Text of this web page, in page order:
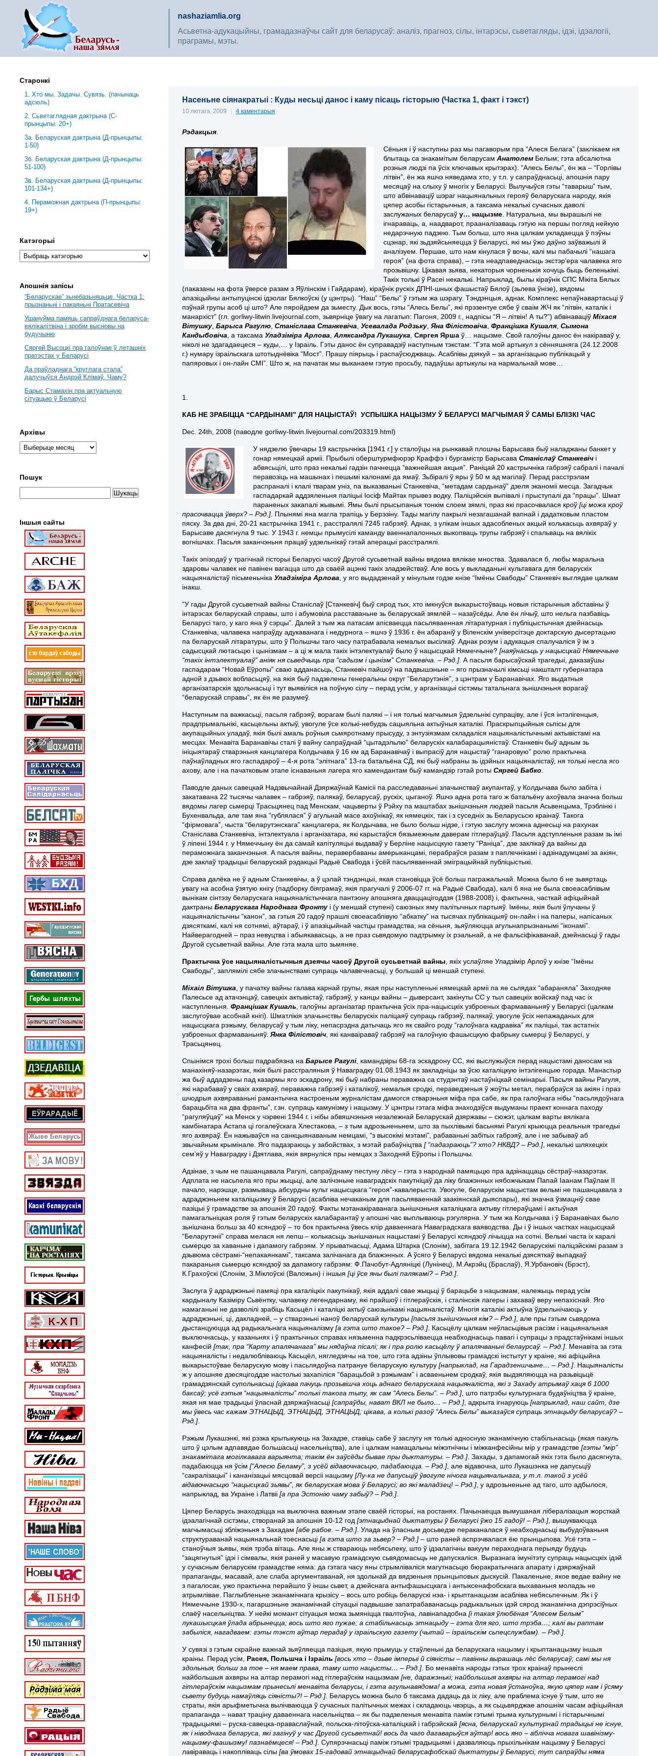
nashaziamlia.org
Асьветна-адукацыйны, грамадазнаўчы сайт для беларусаў: аналіз, прагноз, сілы, інтарэсы, сьветагляды, ідэі, ідэалогіі,
праграмы, мэты.
Насеньне сіянакратыі : Куды несьці данос і каму пісаць гісторыю (Частка 1, факт і тэкст)
10 лютага, 2009 | 4 каментарыя
Рэдакцыя
Сёньня і ў наступны раз мы пагаворым пра “Алеся Белага” (заклікаем ня
блытаць са знакамітым беларусамАнатолем Белым; гэта абсалютна
розныя людзі па ўсіх ключавых крытэрах). “Алесь Белы”, ён жа – “Горлівы
літвін”, ён жа яшчэ няведама хто, у т.л. у сапраўднасьці, апошнія пару
месяцаў на слыху ў многіх у Беларусі. Вылучыўся гэты “таварыш” тым,
што абвінаваціў шэраг нацыянальных герояў беларускага народу, якія
цяпер асобы гістарычныя, а таксама некалькі сучасных даволі
заслужаных беларусаўу… нацызме . Натуральна, мы вырашылі не
ігнараваць, а, наадварот, прааналізаваць гэтую на першы погляд нейкую
недарэчную падзею. Тым больш, што яна цалкам укладаецца ў пэўны
сцэнар, які зьдзяйсьняецца ў Беларусі, які мы ўжо даўно заўважылі й
аналізуем. Першае, што нам кінулася ў вочы, калі мы пабачылі “нашага
героя” (на фота справа), – гэта неадпаведнасьць экстэр’ера чалавека яго
прозьвішчу. Цікавая зьява, некаторыя чорненькія хочуць быць беленькімі.
Такіх толькі ў Расеі некалькі. Напрыклад, былы кіраўнік СПС Мікіта Бялых
(паказаны на фота ўверсе разам з Яўлінскім і Гайдарам), кіраўнік рускіх ДПНІ-шных фашыстаў Бялоў (зьлева ўнізе), вядомы
апазіцыйны антыпуцінскі ідэолаг Бялкоўскі (у цэнтры). “Наш” “Белы” ў гэтым жа шэрагу. Тэндэнцыя, аднак. Комплекс непаўнавартасьці ў
пэўнай групы асоб ці што? Але пяройдзем да зьместу. Дык вось, гэты “Алесь Белы”, які прэзентуе сябе ў сваім ЖЧ як “літвін, каталік і
манархіст” (гл. gorliwy-litwin.livejournal.com, зьвярніце ўвагу на лагатып: Пагоня, 2009 г., надпісы “Я – літвін! А ты?”) абвінаваціўМіхася
Вітушку,Барыса Рагулю ,Станіслава Станкевіча ,Усевалада Родзьку,Яна Філістовіча ,Францішка Кушаля ,Сымона
Кандыбовіча , а таксамаУладзіміра Арлова ,Аляксандра Лукашука ,Сяргея Ярша ў… нацызме. Свой галоўны данос ён накіраваў у,
ніколі не здагадаецеся – куды,… у Ізраіль. Гэты данос ён суправадзіў наступным тэкстам: “Гэта мой артыкул з сённяшняга (24.12.2008
г.) нумару ізраільскага штотыднёвіка “Мост”. Прашу піярыць і распаўсюджваць. Асаблівы дзякуй – за арганізацыю публікацый у
папяровых і он-лайн СМІ”. Што ж, на пачатак мы выканаем гэтую просьбу, падаўшы артыкулы на нармальнай мове…
1.
КАБ НЕ ЗРАБІЦЦА “САРДЫНАМІ” ДЛЯ НАЦЫСТАЎ! УСПЫШКА НАЦЫЗМУ Ў БЕЛАРУСІ МАГЧЫМАЯ Ў САМЫ БЛІЗКІ ЧАС
Dec. 24th, 2008 (паводле gorliwy-litwin.livejournal.com/203319.html)
У нядзелю ўвечары 19 кастрычніка [1941 г.] у сталоўцы на рынкавай плошчы Барысава быў наладжаны банкет у
гонар нямецкай арміі. Прыбылі оберштурмфюрэр Краффэ і бургамістр БарысаваСтаніслаў Станкевіч і
абвясьцілі, што праз некалькі гадзін пачнецца “важнейшая акцыя”. Раніцай 20 кастрычніка габрэяў сабралі і пачалі
перавозіць на машынах і пешымі калонамі да ямаў. Зьбіралі ў яры ў 50 м ад магілаў. Перад расстрэлам
распраналі і клалі тварам уніз, па выказваньні Станкевіча, “метадам сардынаў” дзеля эканоміі месца. Загадчык
гаспадаркай аддзяленьня паліцыі Іосіф Майтак прывез водку. Паліцэйскія выпівалі і прыступалі да “працы”. Шмат
параненых закапалі жывымі. Ямы былі прысыпаныя тонкім слоем зямлі, праз які прасочвалася кроў[ці можа кроў
прасочвацца ўверх? – Рэд.] . Плынямі яна магла трапіць у Берэзіну. Тады магілу пакрылі незагашанай вапнай і дадатковым пластом
пяску. За два дні, 20-21 кастрычніка 1941 г., расстралялі 7245 габрэяў. Аднак, з улікам іншых адасобленых акцый колькасьць ахвяраў у
Барысаве дасягнула 9 тыс. У 1943 г. немцы прымусілі каманду ваеннапалонных выкопваць трупы габрэяў і спальваць на вялікіх
вогнішчах. Пасьля заканчэньня працаў удзельнікаў гэтай аперацыі расстралялі.
Такіх эпізодаў у трагічнай гісторыі Беларусі часоў Другой сусьветнай вайны вядома вялікае мноства. Здавалася б, любы маральна
здаровы чалавек не павінен вагацца што да сваёй ацэнкі такіх зладзействаў. Але вось у выкладаньні культавага для беларускіх
нацыяналістаў пісьменьнікаУладзіміра Арлова , у яго выдадзенай у мінулым годзе кнізе “Імёны Свабоды” Станкевіч выглядае цалкам
інакш.
“У гады Другой сусьветнай вайны Станіслаў [Станкевіч] быў сярод тых, хто імкнуўся выкарыстоўваць новыя гістарычныя абставіны ў
інтарэсах беларускай справы, што і абумовіла расставаньне зь беларускай зямлёй – назаўсёды. Але ён лічыў, што нельга пазбавіць
Беларусі таго, у каго яна ў сэрцы”. Далей з тым жа патасам апісваецца пасьляваенная літаратурная і публіцыстычная дзейнасьць
Станкевіча, чалавека напраўду адукаванага і недурнога – яшчэ ў 1936 г. ён абараніў у Віленскім універсітэце доктарскую дысертацыю
па беларускай літаратуры, што ў Польшчы таго часу патрабавала немалых высілкаў. Аднак розум і адукацыя спалучаліся ў ім з
садысцкай лютасьцю і цынізмам – а ці ж мала такіх інтэлектуалаў было ў нацысцкай Нямеччыне?[наяўнасьць у нацысцкай Нямеччыне
“такіх інтэлектуалаў” аніяк ня сьведчыць пра “садызм і цынізм” Станкевіча. – Рэд.] . А пасьля барысаўскай трагедыі, даказаўшы
гаспадарам “Новай Еўропы” сваю адданасьць, Станкевіч пайшоў на падвышэньне – яго прызначылі кімсьці накшталт губернатара
адной з дзьвюх вобласьцяў, на якія быў падзелены генеральны округ “Беларутэнія”, з цэнтрам у Баранавічах. Яго выдатныя
арганізатарскія здольнасьці і тут выявіліся на поўную сілу – перад усім, у арганізацыі сістэмы татальнага зьнішчэньня ворагаў
“беларускай справы”, як ён яе разумеў.
Наступным па важкасьці, пасьля габрэяў, ворагам былі палякі – і ня толькі магчымыя ўдзельнікі супраціву, але і ўся інтэлігенцыя,
прадпрымальнікі, касьцельны актыў, увогуле ўсе колькі-небудзь сацыяльна актыўныя каталікі. Праскрыпцыйныя сьпісы для
акупацыйных уладаў, якія былі амаль роўныя сьмяротнаму прысуду, з энтузіязмам складаліся нацыяналістычнымі актывістамі на
месцах. Менавіта Баранавічы сталі ў вайну сапраўднай “цытадэльлю” беларускіх калабарацыяністаў. Станкевіч быў адным зь
ініцыятараў стварэньня канцлагера Колдычава ў 16 км ад Баранавічаў і выпрасіў для нацыстаў “ганаровую” ролю практычна
паўнаўладных яго гаспадароў – 4-я рота “элітнага” 13-га батальёна СД, які быў набраны зь ідэйных нацыяналістаў, ня толькі несла яго
ахову, але і на пачатковым этапе існаваньня лагера яго камендантам быў камандзір гэтай ротыСяргей Бабко
Паводле даных савецкай Надзвычайнай Дзяржаўнай Камісіі па расследаваньні злачынстваў акупантаў, у Колдычава было забіта і
закатавана 22 тысячы чалавек – габрэяў, палякаў, беларусаў, рускіх, цыганоў. Яшчэ адна рота таго ж батальёну ахоўвала значна больш
вядомы лагер сьмерці Трасьцянец пад Менскам, чацьверты ў Рэйху па маштабах зьнішчэньня людзей пасьля Асьвенцыма, Трэблінкі і
Бухенвальда, але там яна “гублялася” ў агульнай масе ахоўнікаў, як нямецкіх, так і з суседніх зь Беларусьсю краінаў. Такога
“фірмовага”, чыста “беларутэнскага” канцлагера, як Колдычава, не было больш нідзе, і гэтую заслугу можна аднесьці на рахунак
Станіслава Станкевіча, інтэлектуала і арганізатара, які карыстаўся бязьмежным даверам гітлераўцаў. Пасьля адступленьня разам зь імі
ў ліпені 1944 г. у Нямеччыну ён да самай капітуляцыі выдаваў у Берліне нацысцкую газету “Раніца”, дзе заклікаў да вайны да
пераможнага заканчэньня. А пасьля вайны, перавербаваны амерыканцамі, перабраўся разам з паплечнікамі і адзінадумцамі за акіян,
дзе заклаў традыцыі беларускай рэдакцыі Радыё Свабода і ўсёй пасьляваеннай эміграцыйнай публіцыстыкі.
Справа далёка не ў адным Станкевічы, а ў цэлай тэндэнцыі, якая становіцца ўсё больш пагражальнай. Можна было б не зьвяртаць
увагу на асобна ўзятую кнігу (падборку біяграмаў, якія прагучалі ў 2006-07 гг. на Радыё Свабода), калі б яна не была своеасаблівым
вынікам сінтэзу беларускага нацыяналістычнага пантэону апошняга дваццацігоддзя (1988-2008) і, фактычна, часткай афіцыйнай
дактраныБеларускага Народнага Фронтуі (у меншай ступені) саюзных яму палітычных партыяў. Імёны, якія былі ўлучаны ў
нацыяналістычны “канон”, за гэтыя 20 гадоў прашлі своеасаблівую “абкатку” на тысячах публікацыяў он-лайн і на паперы, напісаных
дзясяткамі, калі ня сотнямі, аўтараў, і ў апазіцыйнай частцы грамадства, на сёньня, зьяўляюцца агульнапрызнанымі “іконамі”.
Найверагодней – праз невуцтва і абыякавасьць, а не праз сьвядомую падтрымку іх рэальнай, а не фальсіфікаванай, дзейнасьці ў гады
Другой сусьветнай вайны. Але гэта мала што зьмяняе.
Практычна ўсе нацыяналістычныя дзеячы часоў Другой сусьветнай вайны , якіх услаўляе Уладзімір Арлоў у кнізе “Імёны
Свабоды”, заплямілі сябе злачынствамі супраць чалавечнасьці, у большай ці меншай ступені.
Міхаіл Вітушка , у пачатку вайны галава карнай групы, якая пры наступленьні нямецкай арміі па яе сьлядах “абараняла” Заходняе
Палесьсе ад атачэнцаў, савецкіх актывістаў, габрэяў, у канцы вайны – дыверсант, закінуты СС у тыл савецкіх войскаў пад час іх
наступленьня.Францішак Кушаль , галоўны арганізатар практычна ўсіх пра-нацысцкіх узброеных фармаваньняў у Беларусі (цалкам
заслугоўвае асобнай кнігі). Шматлікія злачынствы беларускіх паліцаяў супраць габрэяў, палякаў, увогуле ўсіх непажаданых для
нацысцкага рэжыму, беларусаў у тым ліку, непасрэдна датычаць яго як свайго роду “галоўнага кадравіка” як паліцыі, так астатніх
узброеных фармаваньняў.Янка Філістовіч , які канваіраваў габрэяў на галоўную фашысцкую фабрыку сьмерці ў Беларусі, у
Трасьцянец.
Спынімся трохі больш падрабязна наБарысе Рагулі , камандзіры 68-га эскадрону СС, які выслужыўся перад нацыстамі даносам на
манахіняў-назарэтак, якія былі расстраляныя ў Наваградку 01.08.1943 як закладніцы за ўсю каталіцкую інтэлігенцыю горада. Манастыр
жа быў аддадзены пад казармы яго эскадрону, які быў набраны пераважна са студэнтаў настаўніцкай семінарыі. Пасьля вайны Рагуля,
які нарабаваў у сваіх ахвяраў, пераважна габрэяў і каталікоў, немалыя сродкі, пераведзеныя ў жоўты метал, перабраўся за акіян і праз
шчодрыя ахвяраваньні рамантычна настроеным журналістам дамогся стварэньня міфа пра сабе, як пра галоўнага нібы “пасьлядоўнага
барацьбіта на два франты”, г.зн. супраць камунізму і нацызму. У цэнтры гэтага міфа знаходзіўся выдуманы праект коннага паходу
“рагуляўцаў” на Менск у чэрвені 1944 г. і нібы абвяшчэньня незалежнай Беларускай дзяржавы – сюжэт, цалкам варты вялікага
камбінатара Астапа ці гогалеўскага Хлестакова, – з тым адрозьненьнем, што за пыхлівымі басьнямі Рагулі крыюцца реальныя трагедыі
яго ахвяраў. Ён нажываўся на санкцыянаваным немцамі, “з высокімі мэтамі”, рабаваньні забітых габрэяў, але і не забываў аб
звычайным крымінале. Яго падазраюць у забойствах, з мэтай рабаўніцтва[ “падазраюць”? хто? НКВД? – Рэд.] , некалькі шляхецкіх
сем’яў у Наваградку і Дзятлава, якія вярнуліся пры немцах з Заходняй Еўропы і Польшчы
Адзінае, з чым не пашанцавала Рагулі, сапраўднаму пестуну лёсу – гэта з народнай памяцьцю пра адзінаццаць сёстраў-назарэтак.
Адплата не насьпела яго пры жыцьці, але залічэньне наваградскіх пакутніцаў да ліку блажэнных нябожчыкам Папай Іаанам Паўлам ІІ
пачало, нарэшце, размываць абсурдны культ нацысцкага “героя”-кавалерыста. Увогуле, беларускім нацыстам вельмі не пашанцавала з
адраджэньнем каталіцызму ў Беларусі (асабліва нечаканым для пасьляваеннай заакіянскай дыяспары), які значна ўзмацніў свае
пазіцыі ў грамадстве за апошнія 20 гадоў. Факты мэтанакіраванага зьнішчэньня каталіцкага актыву гітлераўцамі і актыўная
памагальніцкая роля ў гэтым беларускіх калабарантаў у апошні час выплываюць рэгулярна. У тым жа Колдычава і ў Баранавічах было
зьнішчана больш за 40 ксяндзоў – то бок практычна ўвесь клір даваеннага Наваградскага ваяводства. Ды і ў іншых частках нацысцкай
“Беларутэніі” справа мелася ня лепш – колькасьць зьнішчаных нацыстамі ў Беларусі ксяндзоў лічыцца на сотні. Вельмі часта іх каралі
сьмерцю за хаваньне і дапамогу габрэям. У прыватнасьці, Адама Штарка (Слонім), забітага 19.12.1942 беларускімі паліцэйскімі разам з
дзьвюма сёстрамі-“непакаянкамі”, таксама залічанага да блажэнных. А ўсяго ў Беларусі вядома некалькі дзясяткаў выпадкаў
пакараньня сьмерцю ксяндзоў за дапамогу габрэям: Ф.Пачобут-Адляніцкі (Лунінец), М.Акрэйц (Браслаў), Я.Урбановіч (Брэст),
К.Грахоўскі (Слонім, З.Міклоўскі (Валожын) і іншыя[ці ўсе яны былі палякамі? – Рэд.]
Заслуга ў адраджэньні памяці пра каталіцкіх пакутнікаў, якія аддалі свае жыцьці ў барацьбе з нацызмам, належыць перад усім
кардыналу Казіміру Сьвёнтку, чалавеку легендарнаму, які прайшоў і гітлераўскія, і сталінскія лагеры і захаваў веру непахіснай. Яго
намаганьні не дазволілі зрабіць Касьцёл і каталіцкі актыў саюзьнікамі нацыяналістаў. Многія каталікі актыўна ўдзельнічаюць у
адраджэньні, ці, дакладней, – у стварэньні наноў беларускай культуры[пасьля зьнішчэньня кім? – Рэд.] , але пры гэтым сьвядома
дыстанцуюцца ад радыкальнага нацыяналізму[а гэта што такое? – Рэд.] . Касьцёлу цалкам неўласьцівыя расізм і нацыянальная
выключнасьць, у казаньнях і ў практычных справах нязьменна падкрэсьліваецца неабходнасьць павагі і супрацы з прадстаўнікамі іншых
канфесій[так, пра “Карту апалячанага” мы нядаўна пісалі; як і пра ролю касьцёлу ў апалячваньні белаурсаў. – Рэд.] . Менавіта за гэта
нацыяналісты і недалюбліваюць Касьцёл, нягледзячы на тое, што гэта адзіны ўплывовы грамадскі інстытут у краіне, які афіцыйна
выкарыстоўвае беларускую мову і пасьлядоўна патрануе беларускую культуру[напрыклад, на Гарадзеншчыне… – Рэд.] . Нацыяналісты
ж у апошняе дзесяцігоддзе настолькі захапіліся “барацьбой з рэжымам” і асваеньнем сродкаў, якія выдзяляюцца на разьвіцьцё
грамадзянскай супольнасьці[цікава пачуць прозьвішча хоць аднаго беларускага нацыяналіста, які з Захаду атрымаў хаця б 1000
баксаў; усё гэтыя “нацыяналісты” толькі такога тыпу, як сам “Алесь Белы”. – Рэд.] , што патрэбы культурнага будаўніцтва ў краіне,
якая ня мае традыцыі ўласнай дзяржаўнасьці[сапраўды, нават ВКЛ не было… – Рэд.] , адкрыта ігнаруюць[напрыклад, наш сайт, дзе
мы ўвесь час кажам ЭТНАЦЫД, ЭТНАЦЫД, ЭТНАЦЫД; цікава, а колькі разоў “Алесь Белы” выказаўся супраць этнацыду беларусаў? –
Рэд.]
Рэжым Лукашэнкі, які рэзка крытыкуюць на Захадзе, ставіць сабе ў заслугу ня толькі адносную эканамічную стабільнасьць (якая пакуль
што ў цэлым адпавядае большасьці насельніцтва), але і цалкам намацальны міжэтнічны і міжканфесійны мір у грамадстве[гэты “мір”
знакамітага могілкавага варыянта; такім ён заўсёды бывае пры дыктатуры. – Рэд.] . Захады, з дапамогай якіх гэта было дасягнута,
падабаюцца ня ўсім[“Алесю Беламу”, з усёй відавочнасьцю, падабаюцца. – Рэд.] , але відавочна, што Лукашэнка не дапусьціў
“сакралізацыі” і кананізацыі мясцовай версіі нацызму[Лу-ка не дапусьціў ўвогуле нічога нацыянальнага, у т.л. такой з усёй
відавочнасьцю “нацысцкай зьявы”, як беларуская мова ў Беларусі; во які маладзец! – Рэд.] , у адрозьненьне ад таго, што адбылося,
напрыклад, ва Украіне і Латвіі[а пра Эстонію чаму забыў? – Рэд.]
Цяпер Беларусь знаходзіцца на выключна важным этапе сваёй гісторыі, на ростанях. Пачынаецца вымушаная лібералізацыя жорсткай
ідэалагічнай сістэмы, створанай за апошнія 10-12 год[этнацыднай дыктатуры ў Беларусі ўжо 15 гадоў! – Рэд.] , вышукваюцца
магчымасьці збліжэньня з Захадам[абе рабое. – Рэд.] . Улада на ўласным досьведзе пераканалася ў неабходнасьці выбудоўваньня
структураванай нацыянальнай тоеснасьці[а гэта што за зьвер? – Рэд.]– што раней аспрэчвалася ёю прынцыпова. Усё гэта –
станоўчыя зьявы, якія трэба вітаць. Але яны ж ствараюць небясьпеку, што ў ідэалагічны вакуум пераходнага перыяду будуць
“зацягнутыя” ідэі і сімвалы, якія раней у масавую грамадскую сьвядомасьць не дапускаліся. Выразнага імунітэту супраць нацысцкіх ідэй
у сучасным беларускім грамадстве няма: да гэтага часу яны стрымліваліся магутнасьцю бюракратычнага апарату і дзяржаўнай
прапаганды, масавай, але слаба аргументаванай, ня здольнай да вядзеньня прынцыповых дыскусій. Пакаленьне, якое ведае вайну не
з пагалосак, ужо практычна перайшло ў іншы сьвет, а дзейснага антыфашысцкага і антыксенафобскага выхаваньня моладзь не
атрымлівае. Паглыбленьне эканамічнага крызісу – вось што робіць беларускі нэа- і крыптанацызм асабліва небясьпечным. Як і ў
Нямеччыне 1930-х, пагаршэньне эканамічнай сітуацыі падвышае запатрабаванасьць радыкальных ідэй сярод эканамічна дэпрэсіўных
слаёў насельніцтва. У нейкі момант сітуацыя можа зьмяніцца гвалтоўна, лавінападобна[і такая ўлюбёная “Алесем Белым”
лукашысцкая ўлада абрынецца; вось што яго пужае; а стабільнасьць этнацыду – гэта для яго, што трэба…; калі вы раптам
забыліся, нагадваем: гэты тэкст аўтар перадаў у ізраільскую газету (чытай – ізраільскім сьпецслужбам). – Рэд.]
У сувязі з гэтым скрайне важнай зьяўляецца пазіцыя, якую прымуць у стаўленьні да беларускага нацызму і крыптанацызму іншыя
краіны. Перад усім, Расея, Польшча і Ізраіль [вось хто – дзьве імперыі й сіяністы – павінны вырашаць лёс беларусаў; самі мы ня
здольныя, больш за тое – ня маем права, таму што нацысты… – Рэд.] . Бо менавіта народы гэтых трох краінаў прынеслі
найбольшыя ахвяры на алтар перамогі над гітлераўскім нацызмам[не, даражэнькі; найбольшыя ахвяры на алтар перамогі над
гітлераўскім нацызмам прынесьлі менавіта беларусы, і гэта агульнавядома! а можа, гэта новая ўстаноўка, якую цяпер нам і ўсяму
сьвету будуць намаўляць сіяністы?! – Рэд.]. Беларусь можна было б таксама дадаць да іх ліку, але праблема існуе ў тым, што яе
страты, якія арыфметычна вылічваюцца ў сучасных палітычных межах і складаюць чвэрць, а як сьцьвярджае апошнім часам афіцыйная
прапаганда – нават траціну даваеннага насельніцтва – як бы падзеленыя менавіта паміж гэтымі трыма культурнымі і гістарычнымі
традыцыямі – руска-савецка-праваслаўнай, польска-літоўска-каталіцкай і габрэйскай[ясна, беларускай культурнай традыцыі не існуе,
як і ніводнага беларуса, які загінуў у час Другой сусьветнай! вось да чаго дагаварыўся аўтар! вось яно – аблічча новага шавінізму-
нацызму-фашызму! пазнаёмцеся! – Рэд.] . Супярэчнасьці паміж гэтымі традыцыямі і дазваляюць прыхільнікам нацызму ў Беларусі
лавіраваць і накопліваць сілы[ва ўмовах 15-гадовай этнацыднай беларусафобскай дыктатуры ў Беларусі, тут сапраўды няма
Старонкі
1. Хто мы. Задачы. Сувязь. (пачынаць
адсюль)
2. Сьветаглядная дактрына (С-
прынцыпы: 20+)
3a. Беларуская дактрына (Д-прынцыпы:
1-50)
3б. Беларуская дактрына (Д-прынцыпы:
51-100)
3в. Беларуская дактрына (Д-прынцыпы:
101-134+)
4. Пераможная дактрына (П-прынцыпы:
19+)
Катэгорыі
Апошнія запісы
“Беларускае” зьнебазьняцьце. Частка 1:
прызнаньні і пакаяньні Пратасевіча
Ушануйма памяць сапраўднага беларуса-
вялікалітвіна і зробім высновы на
будучыню
Сяргей Высоцкі пра галоўнае ў леташніх
пратэстах у Беларусі
Да праўладнага “круглага стала”
далучыўся Андрэй Клімаў. Чаму?
Барыс Стамахін пра актуальную
сітуацыю ў Беларусі
Архівы
Пошук
Іншыя сайты